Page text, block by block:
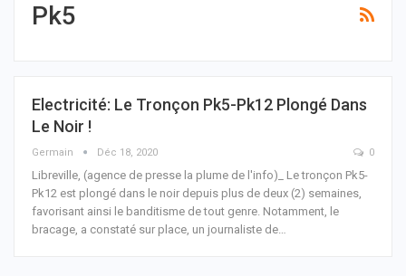
Pk5
Electricité: Le Tronçon Pk5-Pk12 Plongé Dans
Le Noir !
Germain Déc 18, 2020 0
Libreville, (agence de presse la plume de l'info)_ Le tronçon Pk5-
Pk12 est plongé dans le noir depuis plus de deux (2) semaines,
favorisant ainsi le banditisme de tout genre. Notamment, le
bracage, a constaté sur place, un journaliste de…